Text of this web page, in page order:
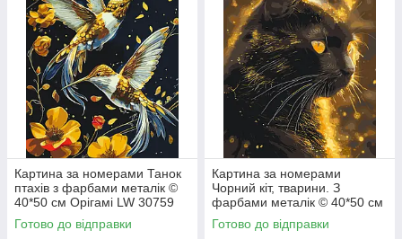
Картина за номерами Танок
птахів з фарбами металік ©
40*50 см Орігамі LW 30759
Готово до відправки
Картина за номерами
Чорний кіт, тварини. З
фарбами металік © 40*50 см
Орігамі LW 3301
Готово до відправки